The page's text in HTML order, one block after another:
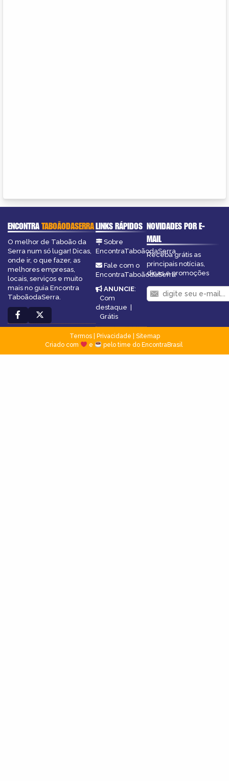
ENCONTRATABOÃODASERRA
O melhor de Taboão da
Serra num só lugar! Dicas,
onde ir, o que fazer, as
melhores empresas,
locais, serviços e muito
mais no guia Encontra
TaboãodaSerra.
LINKS RÁPIDOS
Sobre
EncontraTaboãodaSerra
Fale com o
EncontraTaboãodaSerra
ANUNCIE:
Com
destaque |
Grátis
NOVIDADES POR E-
MAIL
Receba grátis as
principais notícias,
dicas e promoções
Termos| Privacidade
Sitemap
Criado com
e pelo time do EncontraBrasil